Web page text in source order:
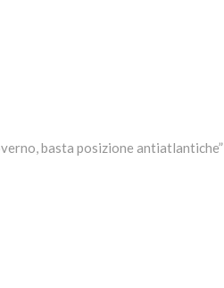
basta posizione antiatlantiche”